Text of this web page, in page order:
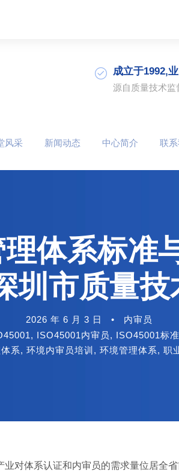
成立于1992,
源自质量技术监
风采 新闻动态 中心简介 联
体系标准
圳市质量
2026 年 6 月 3 日 •
内审员
, ISO45001内审员, ISO45001标准
系, 环境内审员培训 , 环境管理体系, 职
对体系认证和内审员的需求量位居全